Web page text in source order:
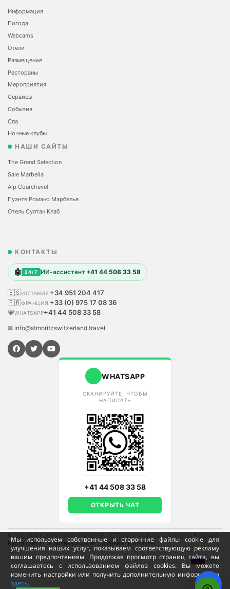
Мы используем собственные и сторонние файлы cookie для
улучшения наших услуг, показываем соответствующую рекламу
вашим предпочтениям. Продолжая просмотр страниц сайта, вы
соглашаетесь с использованием файлов cookies. Вы можете
изменить настройки или получить дополнительную информацию
здесь.
Информация
Погода
Webcams
Отели
Размещение
Рестораны
Мероприятия
Сервисы
События
Спа
Ночные клубы
НАШИ САЙТЫ
The Grand Selection
Sale Marbella
Alp Courchevel
Пуэнте Романо Марбелья
Отель Султан Клаб
КОНТАКТЫ
🤖 24/7 ИИ-ассистент +41 44 508 33 58
🇪🇸ИСПАНИЯ +34 951 204 417
🇫🇷ФРАНЦИЯ +33 (0) 975 17 08 36
💬WHATSAPP+41 44 508 33 58
✉ info@stmoritzswitzerland.travel
WHATSAPP
СКАНИРУЙТЕ, ЧТОБЫ
НАПИСАТЬ
+41 44 508 33 58
ОТКРЫТЬ ЧАТ
© Copyright 2009-2026 GRAND SELECTION DESIGN S.L - All Rights Reserved
Карта сайта·Политика cookies ·Условия· Контакты
РУС